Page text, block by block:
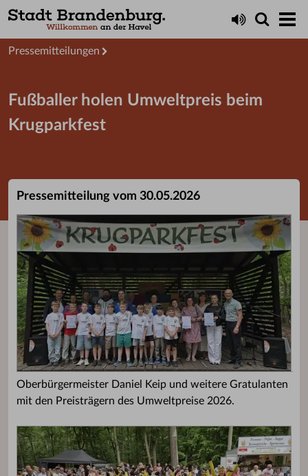
Presseservice
Pressemitteilungen
Fußballer holen Umweltpreis beim
Krugparkfest
Pressemitteilung vom 30.05.2026
Oberbürgermeister Daniel Keip und weitere Gratulanten
mit den Preisträgern des Umweltpreise 2026.